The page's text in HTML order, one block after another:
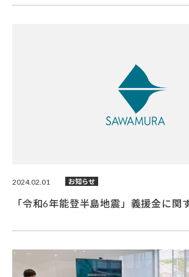
2024.02.01 お知らせ
「令和6年能登半島地震」義援金に関